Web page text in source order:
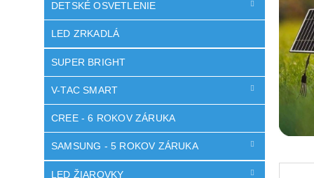
DETSKÉ OSVETLENIE
LED ZRKADLÁ
SUPER BRIGHT
V-TAC SMART
CREE - 6 ROKOV ZÁRUKA
SAMSUNG - 5 ROKOV ZÁRUKA
LED ŽIAROVKY